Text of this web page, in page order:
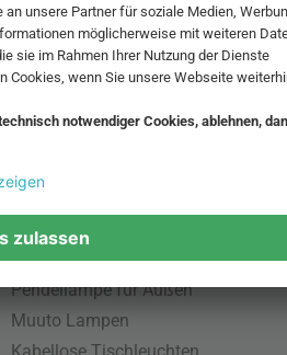
Beliebte Leuchten
Pendellampe für Außen
Muuto Lampen